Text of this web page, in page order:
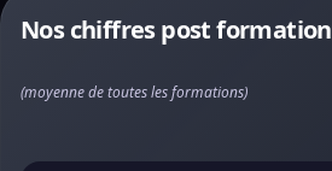
Nos chiffres post formation
(moyenne de toutes les formations)